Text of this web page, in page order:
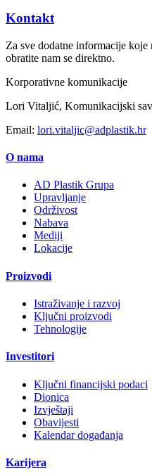
Kontakt
Za sve dodatne informacije koje
obratite nam se direktno.
Korporativne komunikacije
Lori Vitaljić, Komunikacijski
Email: lori.vitaljic@adplastik.hr
O nama
AD Plastik Grupa
Upravljanje
Održivost
Nabava
Mediji
Lokacije
Proizvodi
Istraživanje i razvoj
Ključni proizvodi
Tehnologije
Investitori
Ključni financijski podaci
Dionica
Izvještaji
Obavijesti
Kalendar događanja
Karijera